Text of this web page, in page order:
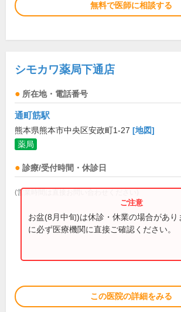
無料で医師に相談する
シモカワ薬局下通店
所在地・電話番号
通町筋駅
熊本県熊本市中央区安政町1-27 [地図]
薬局
診療/受付時間・休診日
(営業時間は直接お問い合わせください)
お盆(8月中旬)は休診・休業の場合があり
に必ず医療機関に直接ご確認ください。
この医院の詳細をみる